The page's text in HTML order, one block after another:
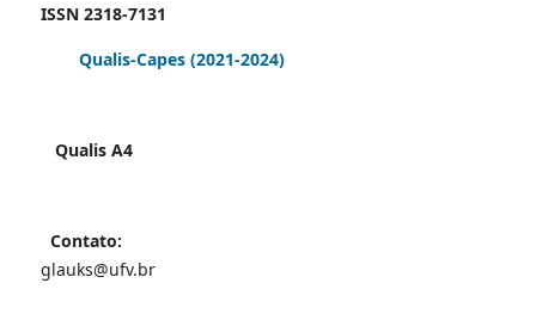
ISSN 2318-7131
Qualis-Capes (2021-2024)
Qualis A4
Contato:
glauks@ufv.br